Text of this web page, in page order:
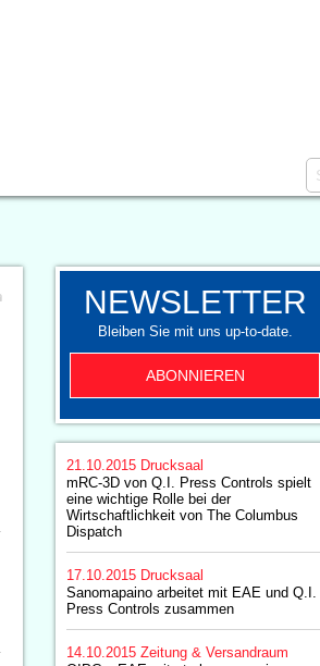
NEWSLETTER
Bleiben Sie mit uns up-to-date.
ABONNIEREN
21.10.2015 Drucksaal
mRC-3D von Q.I. Press Controls spielt
eine wichtige Rolle bei der
Wirtschaftlichkeit von The Columbus
Dispatch
17.10.2015 Drucksaal
Sanomapaino arbeitet mit EAE und Q.I.
Press Controls zusammen
14.10.2015 Zeitung & Versandraum